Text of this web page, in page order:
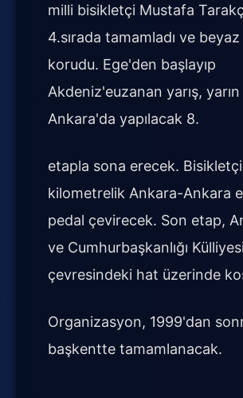
milli bisikletçi Mustafa
4.sırada tamamladı ve
korudu. Ege'den başlayıp
Akdeniz'euzanan yarış, yarın
Ankara'da yapılacak 8.
etapla sona erecek.
kilometrelik Ankara-Ankara
pedal çevirecek. Son etap,
ve Cumhurbaşkanlığı Külliyesi
çevresindeki hat üzerinde
Organizasyon, 1999'dan
başkentte tamamlanacak.